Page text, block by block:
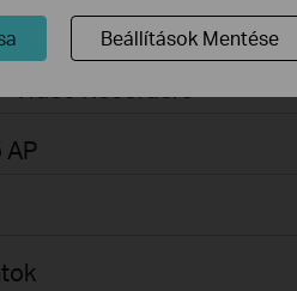
Beállítások Mentése